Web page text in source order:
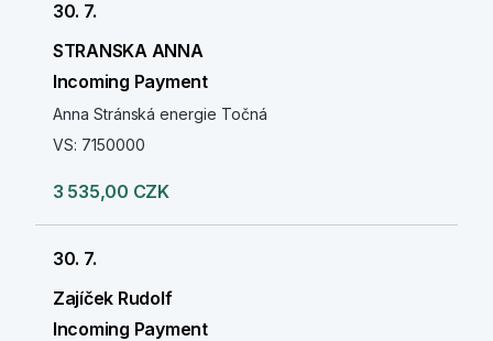
30. 7.
STRANSKA ANNA
Incoming Payment
Anna Stránská energie Točná
VS: 7150000
3 535,00 CZK
30. 7.
Zajíček Rudolf
Incoming Payment